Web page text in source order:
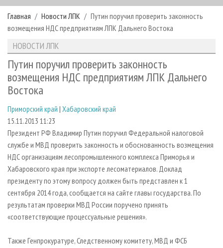
РУБРИКИ И ТЕМЫ
РУБРИКИ ЖУРНАЛА
ЛЕСОЗАГОТОВКА
ЛЕСОПИЛЕНИЕ
ДЕРЕВООБРАБОТКА
СУШКА ДРЕВЕСИНЫ
ПРОИЗВОДСТВО ДРЕВЕСНЫХ ПЛИТ
ДЕРЕВЯННОЕ ДОМОСТРОЕНИЕ
ПРОИЗВОДСТВО МЕБЕЛИ
БИОЭНЕРГЕТИКА
ЦБП
ИНСТРУМЕНТ И МАТЕРИАЛЫ
НОВОСТИ
НОВОСТИ ЛПК
НОВОСТИ ЖУРНАЛА
НОВОСТИ КОМПАНИЙ
ПРОЕКТЫ ЛПИ
АНАЛИТИКА
ПРЕДПРИЯТИЯ ЛПК
ЛЕСНЫЕ РЕГИОНЫ РОССИИ
ПЕРСОНЫ
МОБИЛЬНЫЕ ВЫСТАВКИ
ОФИЦИАЛЬНЫЕ ДЕЛЕГАЦИИ
ПРИОРИТЕТНЫЕ ИНВЕСТПРОЕКТЫ
RUSSIAN FORESTRY REVIEW
ГАЗЕТА ЛЕСПРОМФОРУМ
БИБЛИОТЕКА СПЕЦИАЛИСТА
АРХИВ ЖУРНАЛОВ
СТАТЬИ
О ЖУРНАЛЕ
ПОДПИСКА
КОНТАКТЫ
РЕКЛАМОДАТЕЛЯМ
РЕКЛАМА
РЕКЛАМА НА САЙТЕ
Главная Новости ЛПК
Путин поручил проверить законность
возмещения НДС предприятиям ЛПК Дальнего Востока
НОВОСТИ ЛПК
Путин поручил проверить законность
возмещения НДС предприятиям ЛПК Дальнего
Востока
Приморский край | Хабаровский край
15.11.2013 11:23
Президент РФ Владимир Путин поручил Федеральной налоговой
службе и МВД проверить законность и обоснованность возмещения
НДС организациям лесопромышленного комплекса Приморья и
Хабаровского края при экспорте лесоматериалов. Доклад
президенту по этому вопросу должен быть представлен к 1
сентября 2014 года, сообщается на сайте главы государства. По
результатам проверки МВД России поручено принять
«соответствующие процессуальные решения».
Также Генпрокуратуре, Следственному комитету, МВД и ФСБ